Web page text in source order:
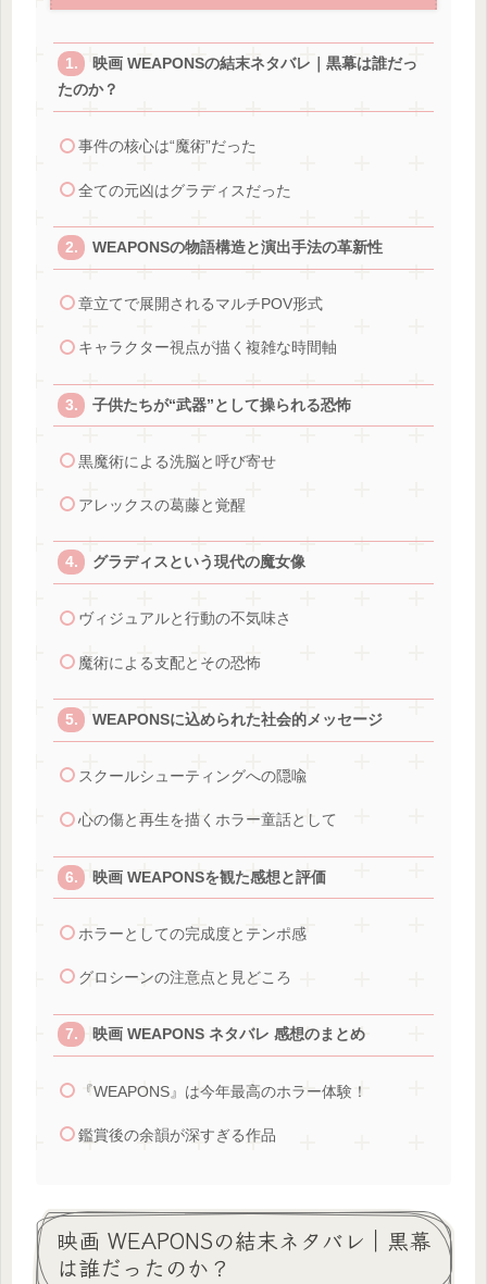
映画 WEAPONSの結末ネタバレ｜黒幕は誰だっ
たのか？
事件の核心は“魔術”だった
全ての元凶はグラディスだった
WEAPONSの物語構造と演出手法の革新性
章立てで展開されるマルチPOV形式
キャラクター視点が描く複雑な時間軸
子供たちが“武器”として操られる恐怖
黒魔術による洗脳と呼び寄せ
アレックスの葛藤と覚醒
グラディスという現代の魔女像
ヴィジュアルと行動の不気味さ
魔術による支配とその恐怖
WEAPONSに込められた社会的メッセージ
スクールシューティングへの隠喩
心の傷と再生を描くホラー童話として
映画 WEAPONSを観た感想と評価
ホラーとしての完成度とテンポ感
グロシーンの注意点と見どころ
映画 WEAPONS ネタバレ 感想のまとめ
『WEAPONS』は今年最高のホラー体験！
鑑賞後の余韻が深すぎる作品
映画 WEAPONSの結末ネタバレ｜黒幕
は誰だったのか？